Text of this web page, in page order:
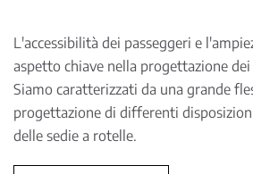
L'accessibilità dei passeggeri e
aspetto chiave nella progettazione
Siamo caratterizzati da una grande
progettazione di differenti
delle sedie a rotelle.